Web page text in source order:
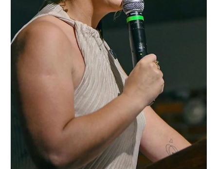
Conexão Verdade
9 de jul. de 2025
Guapi Festeja Viseu transforma
Praça da Cotia em celebração de
tradições luso-brasileiras